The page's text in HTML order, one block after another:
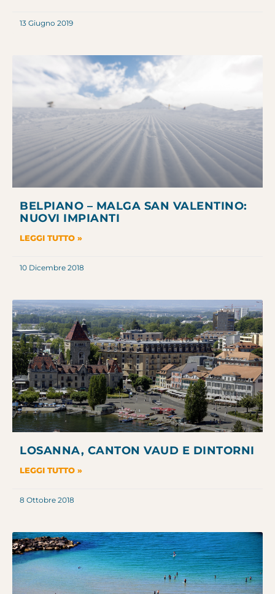
13 Giugno 2019
BELPIANO – MALGA SAN VALENTINO:
NUOVI IMPIANTI
LEGGI TUTTO »
10 Dicembre 2018
LOSANNA, CANTON VAUD E DINTORNI
LEGGI TUTTO »
8 Ottobre 2018